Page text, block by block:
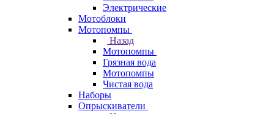
Электрические
Мотоблоки
Мотопомпы
Назад
Мотопомпы
Грязная вода
Мотопомпы
Чистая вода
Наборы
Опрыскиватели